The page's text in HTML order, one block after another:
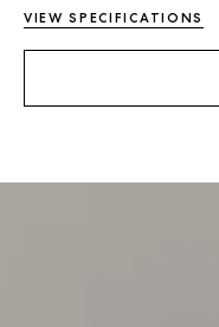
VIEW SPECIFICATIONS